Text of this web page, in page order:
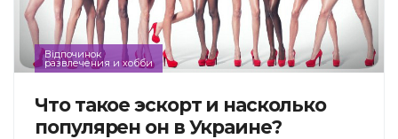
Відпочинок
развлечения и хобби
Что такое эскорт и насколько
популярен он в Украине?